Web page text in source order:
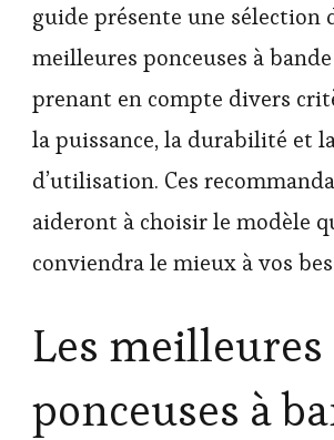
guide présente une sélection
meilleures ponceuses à
prenant en compte divers
la puissance, la durabilité et
d’utilisation. Ces
aideront à choisir le modèle
conviendra le mieux à vos
Les meilleures
ponceuses à